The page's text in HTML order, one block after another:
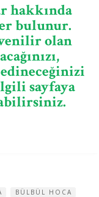
hakkında
bulunur.
olan
sayfaya
BÜLBÜL HOCA